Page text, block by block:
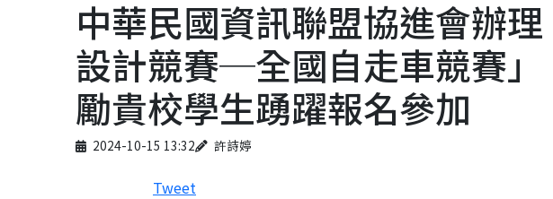
中華民國資訊聯盟協進會辦
設計競賽─全國自走車競賽
勵貴校學生踴躍報名參加
Published on
2024-10-15 13:32
Author 許詩婷
Tweet